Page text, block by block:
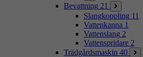
Bevattning 21
Slangkoppling 11
Vattenkanna 1
Vattenslang 2
Vattenspridare 2
Trädgårdsmaskin 40